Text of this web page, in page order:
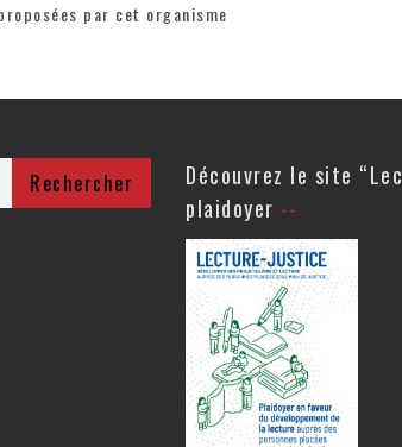
par cet organisme
Rechercher
Découvrez le site
plaidoyer